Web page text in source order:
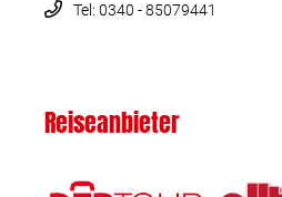
Tel: 0340 - 85079441
Reiseanbieter